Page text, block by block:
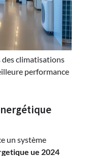
des climatisations
performance
un système
ue 2024